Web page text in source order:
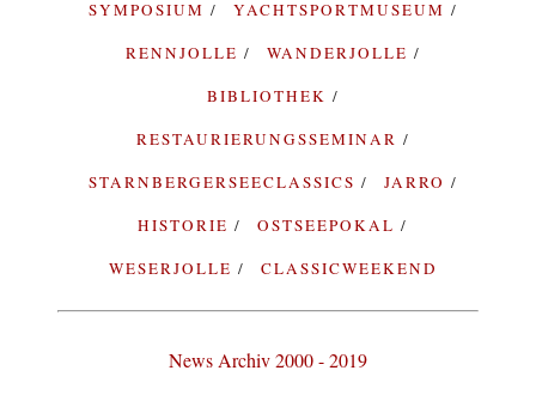
SYMPOSIUM
YACHTSPORTMUSEUM
RENNJOLLE
WANDERJOLLE
BIBLIOTHEK
RESTAURIERUNGSSEMINAR
STARNBERGERSEECLASSICS
JARRO
HISTORIE
OSTSEEPOKAL
WESERJOLLE
CLASSICWEEKEND
News Archiv 2000 - 2019